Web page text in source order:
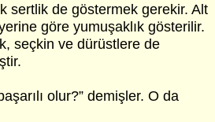
sertlik de göstermek gerekir. Alt
göre yumuşaklık gösterilir.
seçkin ve dürüstlere de
olur?” demişler. O da